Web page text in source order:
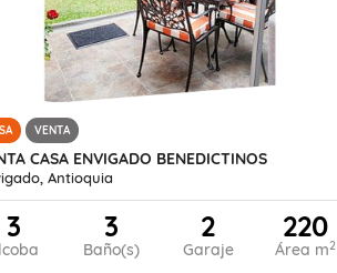
VENTA
CASA ENVIGADO BENEDICTINOS
Antioquia
3 3
Baño(s)
2
Garaje
220
Área m2